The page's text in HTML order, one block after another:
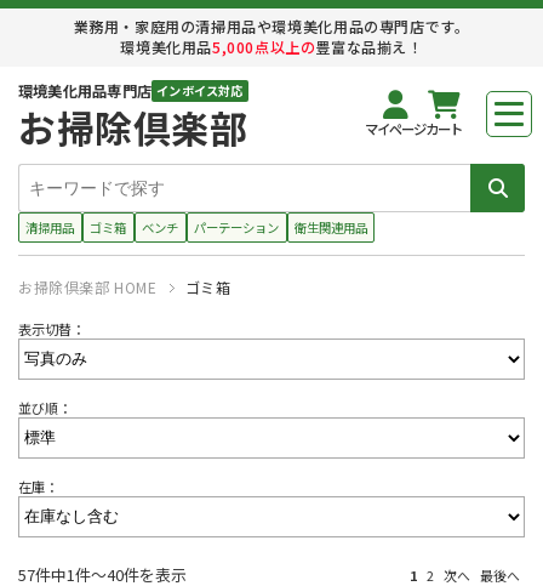
業務用・家庭用の清掃用品や環境美化用品の専門店です。
環境美化用品5,000点以上の豊富な品揃え！
環境美化用品専門店 インボイス対応
お掃除倶楽部
清掃用品 ゴミ箱 ベンチ パーテーション 衛生関連用品
マイページカート
お掃除倶楽部 HOME ゴミ箱
表示切替：
並び順：
在庫：
57件中1件～40件を表示 1 2 次へ 最後へ